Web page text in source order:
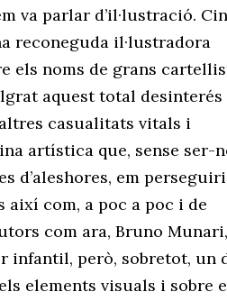
va parlar d’il·lustració.
reconeguda il·lustradora
els noms de grans
aquest total desinterés
casualitats vitals i
artística que, sense ser-
d’aleshores, em
així com, a poc a poc i de
com ara, Bruno Munari,
infantil, però, sobretot, un
elements visuals i sobre